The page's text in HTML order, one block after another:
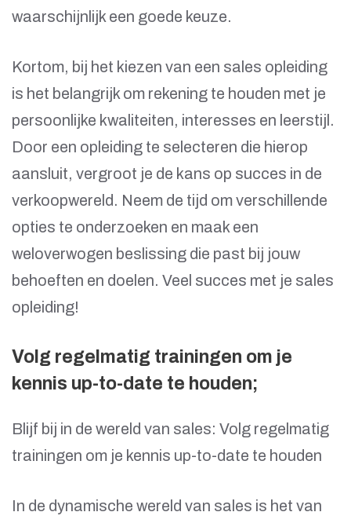
waarschijnlijk een goede keuze.
Kortom, bij het kiezen van een sales opleiding
is het belangrijk om rekening te houden met je
persoonlijke kwaliteiten, interesses en leerstijl.
Door een opleiding te selecteren die hierop
aansluit, vergroot je de kans op succes in de
verkoopwereld. Neem de tijd om verschillende
opties te onderzoeken en maak een
weloverwogen beslissing die past bij jouw
behoeften en doelen. Veel succes met je sales
opleiding!
Volg regelmatig trainingen om je
kennis up-to-date te houden;
Blijf bij in de wereld van sales: Volg regelmatig
trainingen om je kennis up-to-date te houden
In de dynamische wereld van sales is het van